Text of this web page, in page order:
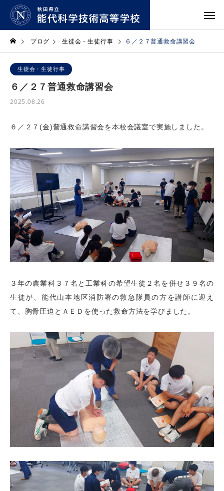
ブログ 生徒会・生徒行事 ６／２７普通救命講習会
生徒会・生徒行事
６／２７普通救命講習会
2025.08.26
６／２７(金)普通救命講習会を本校会議室で実施しました。
３年の農業科３７名と工業科の希望生徒２名を併せ３９名の
生徒が、能代山本地区消防署の救急隊員の方を講師に迎え
て、胸骨圧迫とＡＥＤを使った救命方法を学びました。